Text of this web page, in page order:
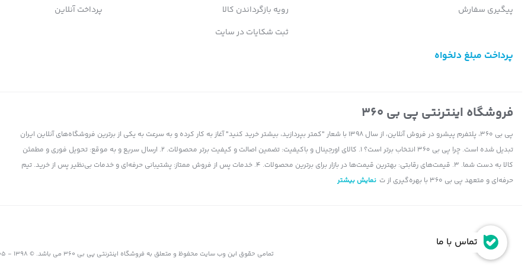
پیگیری سفارش
رویه بازگرداندن کالا
ثبت شکایات در سایت
پرداخت آنلاین
پرداخت مبلغ دلخواه
فروشگاه اینترنتی پی بی 360
پی بی 360، پلتفرم پیشرو در فروش آنلاین، از سال 1398 با شعار "کمتر بپردازید، بیشتر خرید کنید" آغاز به کار کرده و به سرعت به یکی از برترین فروشگاه‌های آنلاین ایران
تبدیل شده است. چرا پی بی 360 انتخاب برتر است؟ 1. کالای اورجینال و باکیفیت: تضمین اصالت و کیفیت برتر محصولات. 2. ارسال سریع و به موقع: تحویل فوری و مطمئن
کالا به دست شما. 3. قیمت‌های رقابتی: بهترین قیمت‌ها در بازار برای برترین محصولات. 4. خدمات پس از فروش ممتاز: پشتیبانی حرفه‌ای و خدمات بی‌نظیر پس از خرید. تیم
حرفه‌ای و متعهد پی بی 360 با بهره‌گیری از ت
نمایش بیشتر
تمامی حقوق این وب سایت محفوظ و متعلق به فروشگاه اینترنتی پی بی 360 می باشد. © 1398 - 1405
تماس با ما